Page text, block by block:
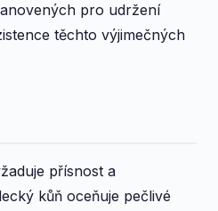
pro udržení
těchto výjimečných
přísnost a
kůň oceňuje pečlivé